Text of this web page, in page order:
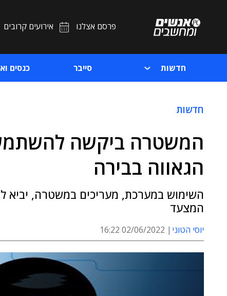
פרסם אצלנו אירועים קרובים
חדשות סייבר כנסים
חדשות
המשטרה ביקשה להשתמש
הגאווה בבירה
השימוש במערכת, מעריכים במשטרה, יביא
המצעד
יוסי הטוני 02/06/2022 16:22